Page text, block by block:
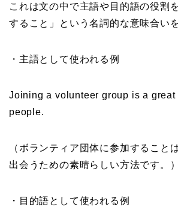
これは文の中で主語や目的語の役割
すること」という名詞的な意味合い
・主語として使われる例
Joining a volunteer group is a great
people.
（ボランティア団体に参加すること
出会うための素晴らしい方法です。）
・目的語として使われる例